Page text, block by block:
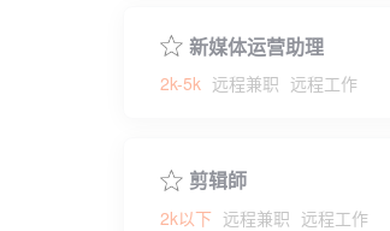
新媒体运营助理
2k-5k 远程兼职 远程工作
剪辑師
2k以下 远程兼职 远程工作